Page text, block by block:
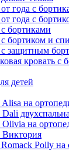
года с
года с
бортиками
с бортиком и
с защитным
кровать с
детей
на
на
Виктория
Romack Polly на